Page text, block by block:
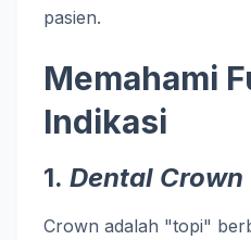
pasien.
Memahami
Indikasi
1. Dental Crown
Crown adalah "topi"